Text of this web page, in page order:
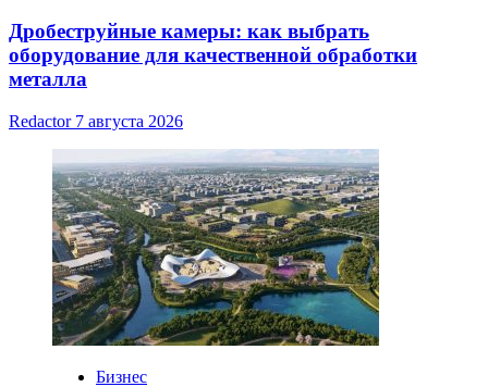
Дробеструйные камеры: как выбрать
оборудование для качественной обработки
металла
Redactor 7 августа 2026
Бизнес